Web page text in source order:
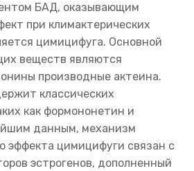
БАД, оказывающим
при климактерических
цимицифуга. Основной
веществ являются
производные актеина.
классических
как формононетин и
данным, механизм
эффекта цимицифуги связан с
эстрогенов, дополненный